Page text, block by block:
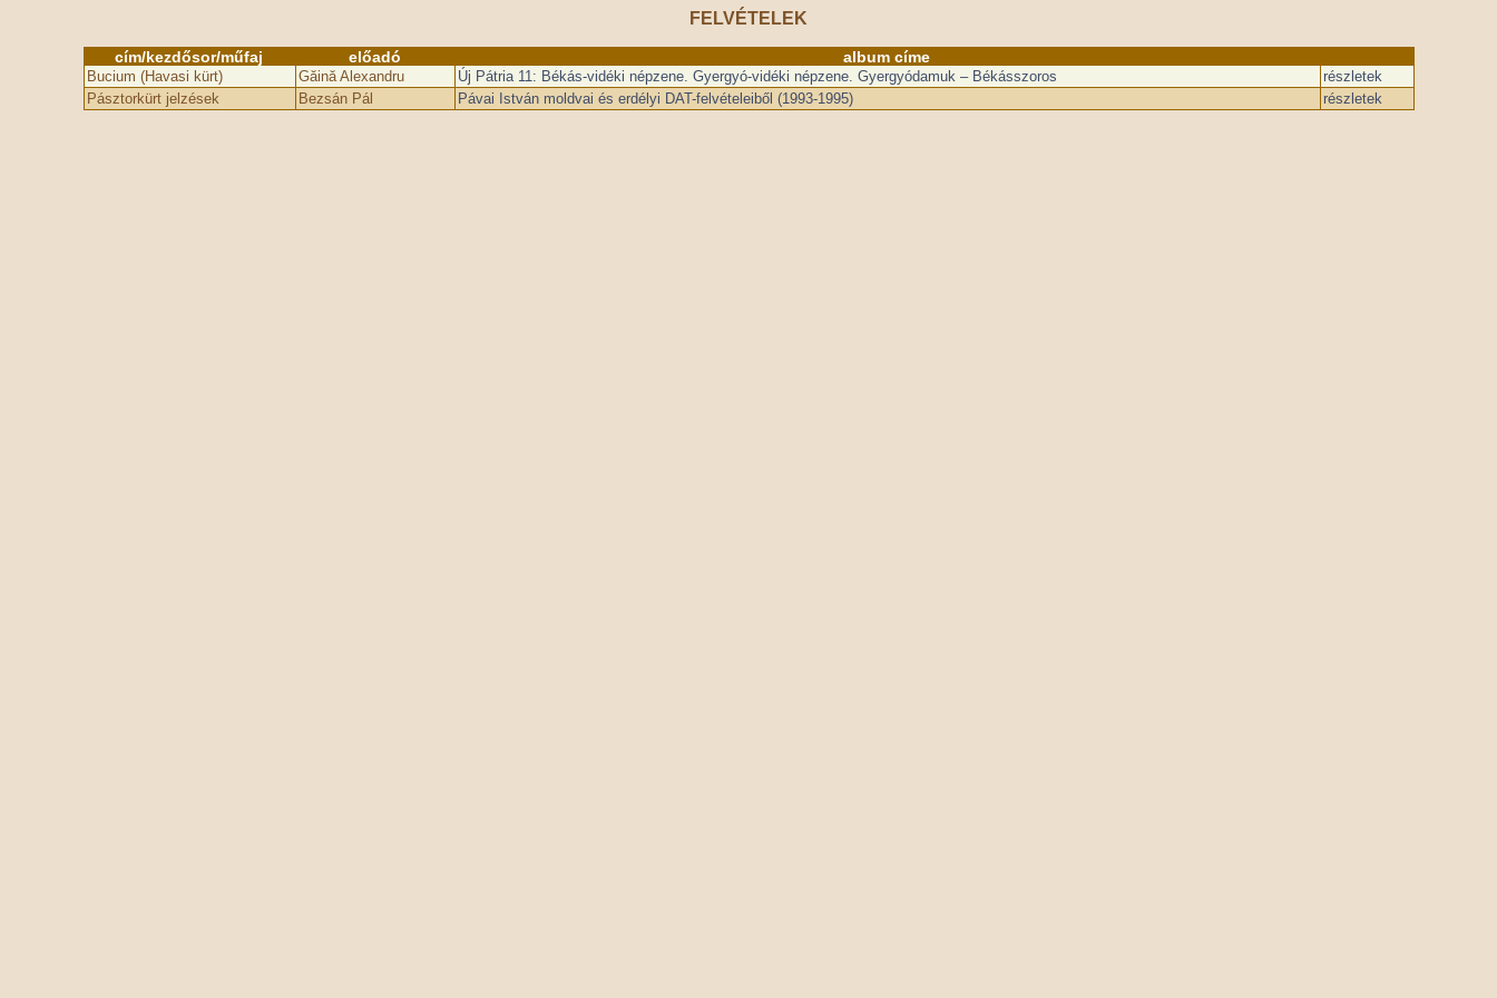
FELVÉTELEK
cím/kezdősor/műfaj előadó album címe
Bucium (Havasi kürt) Găină Alexandru Új Pátria 11: Békás-vidéki népzene. Gyergyó-vidéki népzene. Gyergyódamuk – Békásszoros
részletek
Pásztorkürt jelzések
Bezsán Pál Pávai István moldvai és erdélyi DAT-felvételeiből (1993-1995) részletek